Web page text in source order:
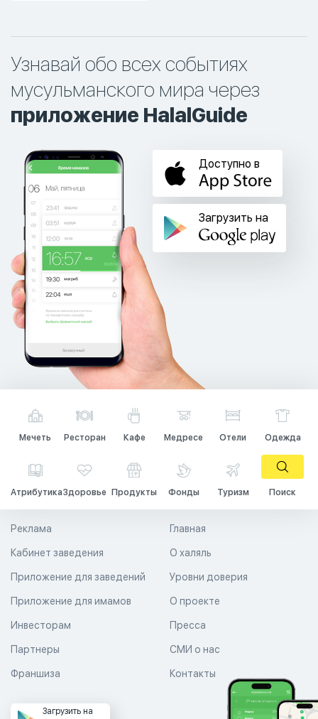
Узнавай обо всех событиях
мусульманского мира через
приложение HalalGuide
Доступно в
Загрузить на
Мечеть Ресторан Кафе Медресе Отели Одежда
АтрибутикаЗдоровье Продукты Фонды Туризм Поиск
Главная
О халяль
Уровни доверия
Реклама
Кабинет заведения
Приложение для заведений
Приложение для имамов О проекте
Пресса
СМИ о нас
Контакты
Инвесторам
Партнеры
Франшиза
Загрузить на